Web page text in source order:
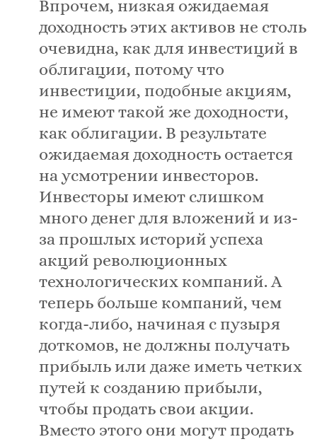
Впрочем, низкая ожидаемая
доходность этих активов не столь
очевидна, как для инвестиций в
облигации, потому что
инвестиции, подобные акциям,
не имеют такой же доходности,
как облигации. В результате
ожидаемая доходность остается
на усмотрении инвесторов.
Инвесторы имеют слишком
много денег для вложений и из-
за прошлых историй успеха
акций революционных
технологических компаний. А
теперь больше компаний, чем
когда-либо, начиная с пузыря
доткомов, не должны получать
прибыль или даже иметь четких
путей к созданию прибыли,
чтобы продать свои акции.
Вместо этого они могут продать